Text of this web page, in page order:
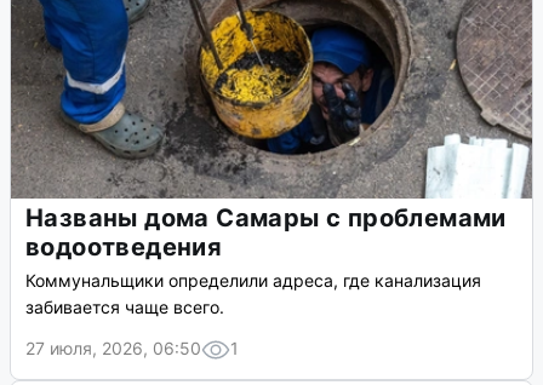
Названы дома Самары с проблемами
водоотведения
Коммунальщики определили адреса, где канализация
забивается чаще всего.
27 июля, 2026, 06:50
1